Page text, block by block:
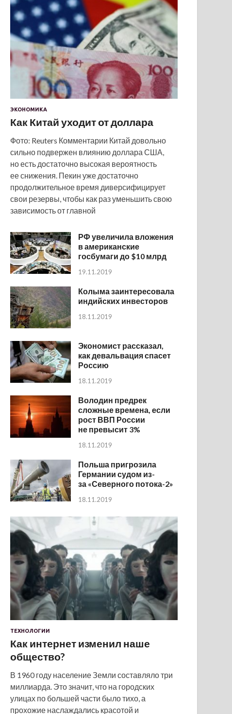
ЭКОНОМИКА
Как Китай уходит от доллара
Фото: Reuters Комментарии Китай довольно
сильно подвержен влиянию доллара США,
но есть достаточно высокая вероятность
ее снижения. Пекин уже достаточно
продолжительное время диверсифицирует
свои резервы, чтобы как раз уменьшить свою
зависимость от главной
РФ увеличила вложения
в американские
госбумаги до $10 млрд
19.11.2019
Колыма заинтересовала
индийских инвесторов
18.11.2019
Экономист рассказал,
как девальвация спасет
Россию
18.11.2019
Володин предрек
сложные времена, если
рост ВВП России
не превысит 3%
18.11.2019
Польша пригрозила
Германии судом из-
за «Северного потока-2»
18.11.2019
ТЕХНОЛОГИИ
Как интернет изменил наше
общество?
В 1960 году население Земли составляло три
миллиарда. Это значит, что на городских
улицах по большей части было тихо, а
прохожие наслаждались красотой и